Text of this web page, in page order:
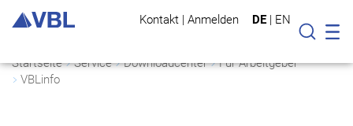
Kontakt | Anmelden DE | EN
Suche
Startseite Service Downloadcenter
Für Arbeitgeber
VBLinfo